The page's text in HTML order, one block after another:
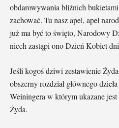
obdarowywania bliźnich
zachować. Tu nasz apel, apel
już ma być to święto, Narodowy
niech zastąpi ono Dzień Kobiet
Jeśli kogoś dziwi zestawienie
obszerny rozdział głównego
Weiningera w którym ukazane
Żyda.